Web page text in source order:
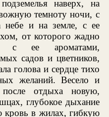
наверх, на
темноту ночи, с
и на земле, с ее
от которого жадно
с ее ароматами,
садов и цветников,
голова и сердце тихо
желаний. Весело и
отдыха новую,
глубокое дыхание
кровь в жилах, гибкую